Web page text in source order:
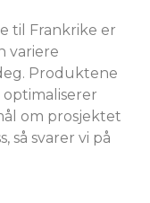
til Frankrike er
variere
Produktene
optimaliserer
om prosjektet
så svarer vi på